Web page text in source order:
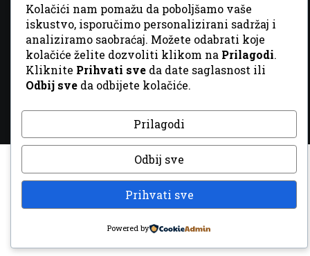
© 2026 Sva prava zadržana. DizajnGordonDM
Kolačići nam pomažu da poboljšamo vaše
iskustvo, isporučimo personalizirani sadržaj i
analiziramo saobraćaj. Možete odabrati koje
kolačiće želite dozvoliti klikom na Prilagodi.
Kliknite Prihvati sve da date saglasnost ili
Odbij sve da odbijete kolačiće.
Prilagodi
Odbij sve
Prihvati sve
Powered by